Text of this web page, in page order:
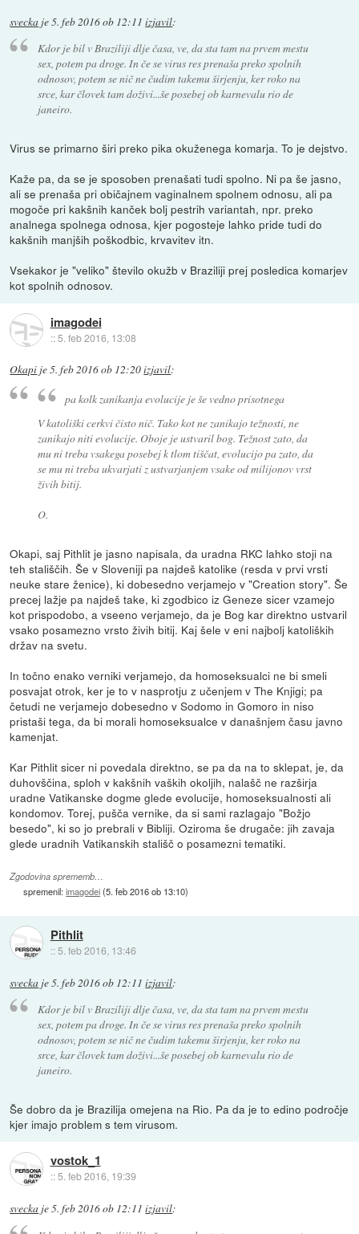
svecka je5. feb 2016 ob 12:11 izjavil:
Kdor je bil v Braziliji dlje časa, ve, da sta tam na prvem mestu
sex, potem pa droge. In če se virus res prenaša preko spolnih
odnosov, potem se nič ne čudim takemu širjenju, ker roko na
srce, kar človek tam doživi...še posebej ob karnevalu rio de
janeiro.
Virus se primarno širi preko pika okuženega komarja. To je dejstvo.
Kaže pa, da se je sposoben prenašati tudi spolno. Ni pa še jasno,
ali se prenaša pri običajnem vaginalnem spolnem odnosu, ali pa
mogoče pri kakšnih kanček bolj pestrih variantah, npr. preko
analnega spolnega odnosa, kjer pogosteje lahko pride tudi do
kakšnih manjših poškodbic, krvavitev itn.
Vsekakor je "veliko" število okužb v Braziliji prej posledica komarjev
kot spolnih odnosov.
imagodei
::5. feb 2016, 13:08
Okapi je5. feb 2016 ob 12:20izjavil:
pa kolk zanikanja evolucije je še vedno prisotnega
V katoliški cerkvi čisto nič. Tako kot ne zanikajo težnosti, ne
zanikajo niti evolucije. Oboje je ustvaril bog. Težnost zato, da
mu ni treba vsakega posebej k tlom tiščat, evolucijo pa zato, da
se mu ni treba ukvarjati z ustvarjanjem vsake od milijonov vrst
živih bitij.
O.
Okapi, saj Pithlit je jasno napisala, da uradna RKC lahko stoji na
teh stališčih. Še v Sloveniji pa najdeš katolike (resda v prvi vrsti
neuke stare ženice), ki dobesedno verjamejo v "Creation story". Še
precej lažje pa najdeš take, ki zgodbico iz Geneze sicer vzamejo
kot prispodobo, a vseeno verjamejo, da je Bog kar direktno ustvaril
vsako posamezno vrsto živih bitij. Kaj šele v eni najbolj katoliških
držav na svetu.
In točno enako verniki verjamejo, da homoseksualci ne bi smeli
posvajat otrok, ker je to v nasprotju z učenjem v The Knjigi; pa
četudi ne verjamejo dobesedno v Sodomo in Gomoro in niso
pristaši tega, da bi morali homoseksualce v današnjem času javno
kamenjat.
Kar Pithlit sicer ni povedala direktno, se pa da na to sklepat, je, da
duhovščina, sploh v kakšnih vaških okoljih, nalašč ne razširja
uradne Vatikanske dogme glede evolucije, homoseksualnosti ali
kondomov. Torej, pušča vernike, da si sami razlagajo "Božjo
besedo", ki so jo prebrali v Bibliji. Oziroma še drugače: jih zavaja
glede uradnih Vatikanskih stališč o posamezni tematiki.
Zgodovina sprememb…
spremenil:imagodei(5. feb 2016 ob 13:10)
Pithlit
:: 5. feb 2016, 13:46
svecka je5. feb 2016 ob 12:11 izjavil:
Kdor je bil v Braziliji dlje časa, ve, da sta tam na prvem mestu
sex, potem pa droge. In če se virus res prenaša preko spolnih
odnosov, potem se nič ne čudim takemu širjenju, ker roko na
srce, kar človek tam doživi...še posebej ob karnevalu rio de
janeiro.
Še dobro da je Brazilija omejena na Rio. Pa da je to edino področje
kjer imajo problem s tem virusom.
vostok_1
::5. feb 2016, 19:39
svecka je5. feb 2016 ob 12:11 izjavil: